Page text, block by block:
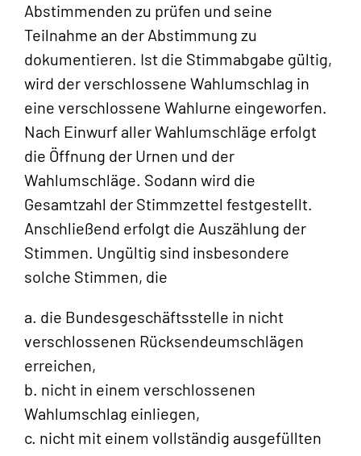
Abstimmenden zu prüfen und seine
Teilnahme an der Abstimmung zu
dokumentieren. Ist die Stimmabgabe gültig,
wird der verschlossene Wahlumschlag in
eine verschlossene Wahlurne eingeworfen.
Nach Einwurf aller Wahlumschläge erfolgt
die Öffnung der Urnen und der
Wahlumschläge. Sodann wird die
Gesamtzahl der Stimmzettel festgestellt.
Anschließend erfolgt die Auszählung der
Stimmen. Ungültig sind insbesondere
solche Stimmen, die
a. die Bundesgeschäftsstelle in nicht
verschlossenen Rücksendeumschlägen
erreichen,
b. nicht in einem verschlossenen
Wahlumschlag einliegen,
c. nicht mit einem vollständig ausgefüllten